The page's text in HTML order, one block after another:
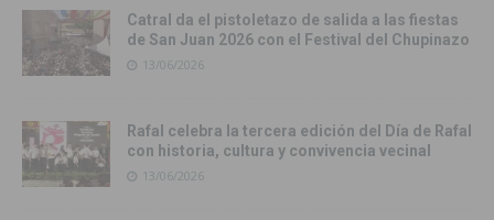
Catral da el pistoletazo de salida a las fiestas
de San Juan 2026 con el Festival del Chupinazo
13/06/2026
Rafal celebra la tercera edición del Día de Rafal
con historia, cultura y convivencia vecinal
13/06/2026